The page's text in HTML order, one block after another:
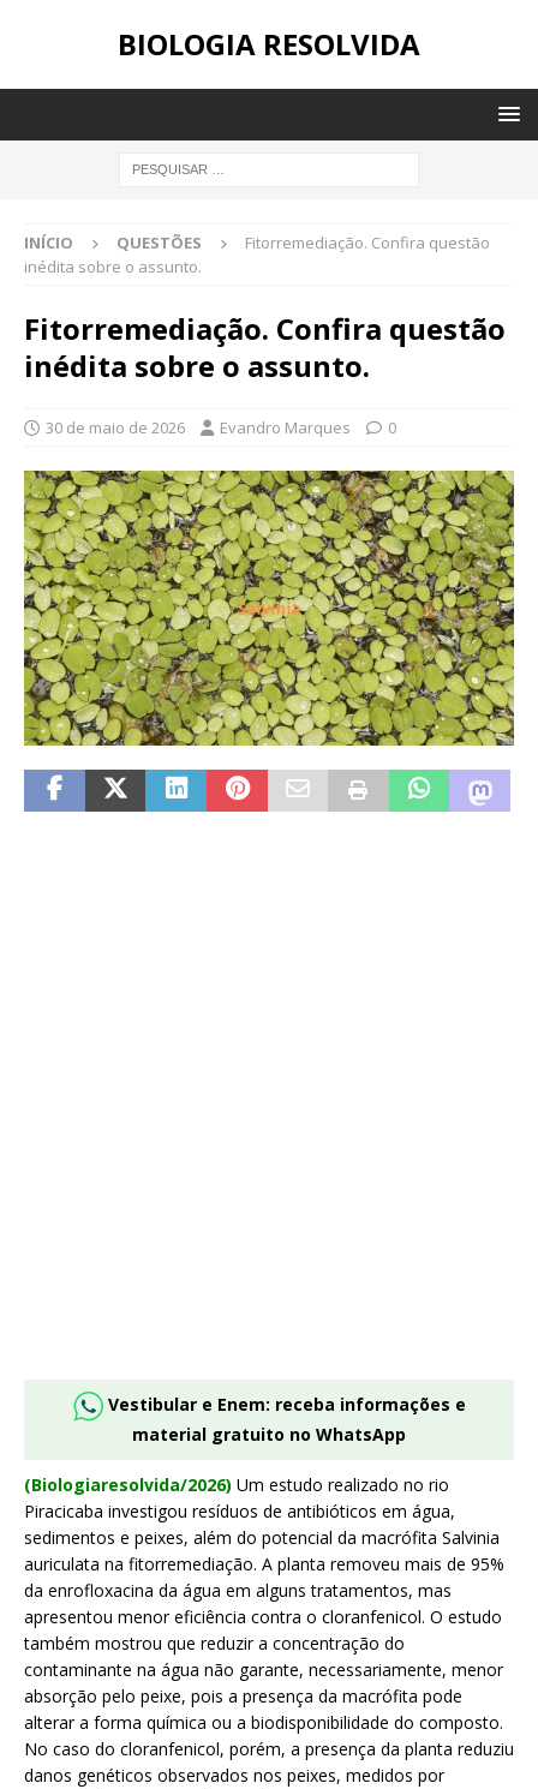
BIOLOGIA RESOLVIDA
INÍCIO QUESTÕES
Fitorremediação. Confira questão
inédita sobre o assunto.
Fitorremediação. Confira questão
inédita sobre o assunto.
30 de maio de 2026 Evandro Marques 0
Vestibular e Enem: receba informações e
material gratuito no WhatsApp
(Biologiaresolvida/2026) Um estudo realizado no rio
Piracicaba investigou resíduos de antibióticos em água,
sedimentos e peixes, além do potencial da macrófita Salvinia
auriculata na fitorremediação. A planta removeu mais de 95%
da enrofloxacina da água em alguns tratamentos, mas
apresentou menor eficiência contra o cloranfenicol. O estudo
também mostrou que reduzir a concentração do
contaminante na água não garante, necessariamente, menor
absorção pelo peixe, pois a presença da macrófita pode
alterar a forma química ou a biodisponibilidade do composto.
No caso do cloranfenicol, porém, a presença da planta reduziu
danos genéticos observados nos peixes, medidos por